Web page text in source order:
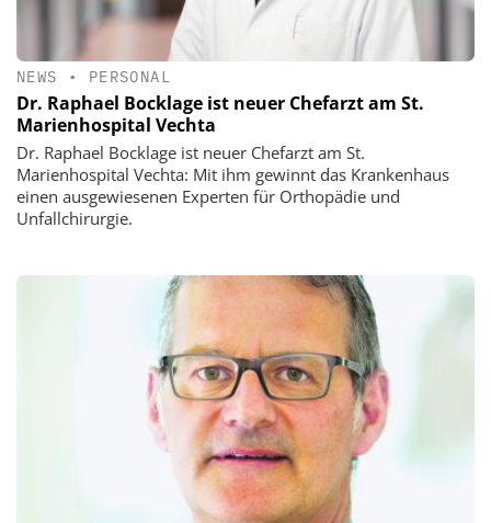
NEWS • PERSONAL
Dr. Raphael Bocklage ist neuer Chefarzt am St.
Marienhospital Vechta
Dr. Raphael Bocklage ist neuer Chefarzt am St.
Marienhospital Vechta: Mit ihm gewinnt das Krankenhaus
einen ausgewiesenen Experten für Orthopädie und
Unfallchirurgie.